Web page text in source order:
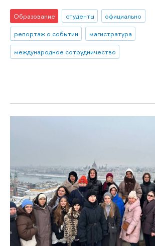
Образование студенты
официально
репортаж о событии
магистратура
международное сотрудничество